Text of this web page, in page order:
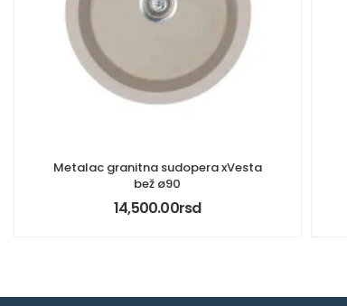
Metalac granitna sudopera xVesta
bež ø90
14,500.00rsd